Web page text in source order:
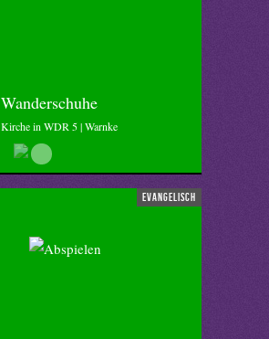
Wanderschuhe
Kirche in WDR 5 | Warnke
evangelisch